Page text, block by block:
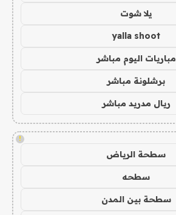
يلا شوت
yalla shoot
مباريات اليوم مباشر
برشلونة مباشر
ريال مدريد مباشر
!
سطحة الرياض
سطحه
سطحة بين المدن